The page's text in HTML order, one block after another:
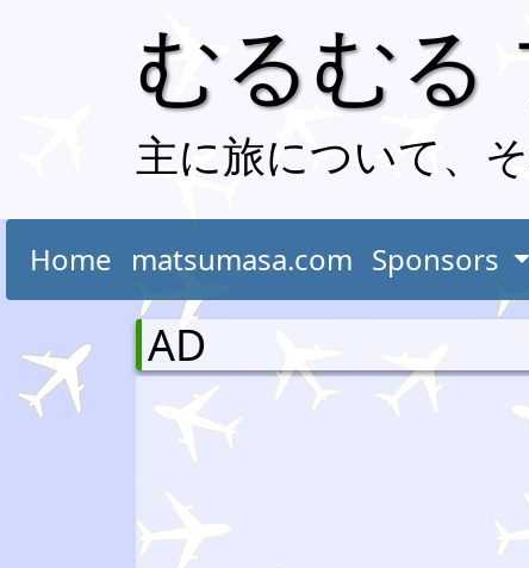
むるむる
主に旅について、
Home matsumasa.com Sponsors
AD